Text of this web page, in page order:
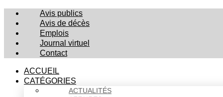
Avis publics
Avis de décès
Emplois
Journal virtuel
Contact
ACCUEIL
CATÉGORIES
ACTUALITÉS